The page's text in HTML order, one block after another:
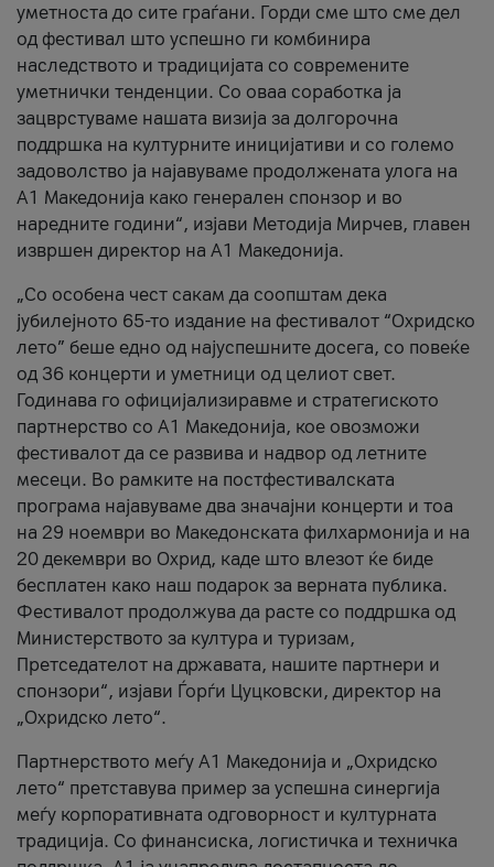
уметноста до сите граѓани. Горди сме што сме дел
од фестивал што успешно ги комбинира
наследството и традицијата со современите
уметнички тенденции. Со оваа соработка ја
зацврстуваме нашата визија за долгорочна
поддршка на културните иницијативи и со големо
задоволство ја најавуваме продолжената улога на
A1 Македонија како генерален спонзор и во
наредните години“, изјави Методија Мирчев, главен
извршен директор на A1 Македонија.
„Со особена чест сакам да соопштам дека
јубилејното 65-то издание на фестивалот “Охридско
лето” беше едно од најуспешните досега, со повеќе
од 36 концерти и уметници од целиот свет.
Годинава го официјализиравме и стратегиското
партнерство со А1 Македонија, кое овозможи
фестивалот да се развива и надвор од летните
месеци. Во рамките на постфестивалската
програма најавуваме два значајни концерти и тоа
на 29 ноември во Македонската филхармонија и на
20 декември во Охрид, каде што влезот ќе биде
бесплатен како наш подарок за верната публика.
Фестивалот продолжува да расте со поддршка од
Министерството за култура и туризам,
Претседателот на државата, нашите партнери и
спонзори“, изјави Ѓорѓи Цуцковски, директор на
„Охридско лето“.
Партнерството меѓу A1 Македонија и „Охридско
лето“ претставува пример за успешна синергија
меѓу корпоративната одговорност и културната
традиција. Со финансиска, логистичка и техничка